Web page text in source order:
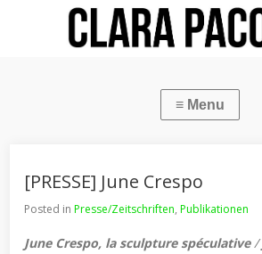
[PRESSE] June Crespo
Posted inPresse/Zeitschriften,Publikationen
June Crespo, la sculpture spéculative/